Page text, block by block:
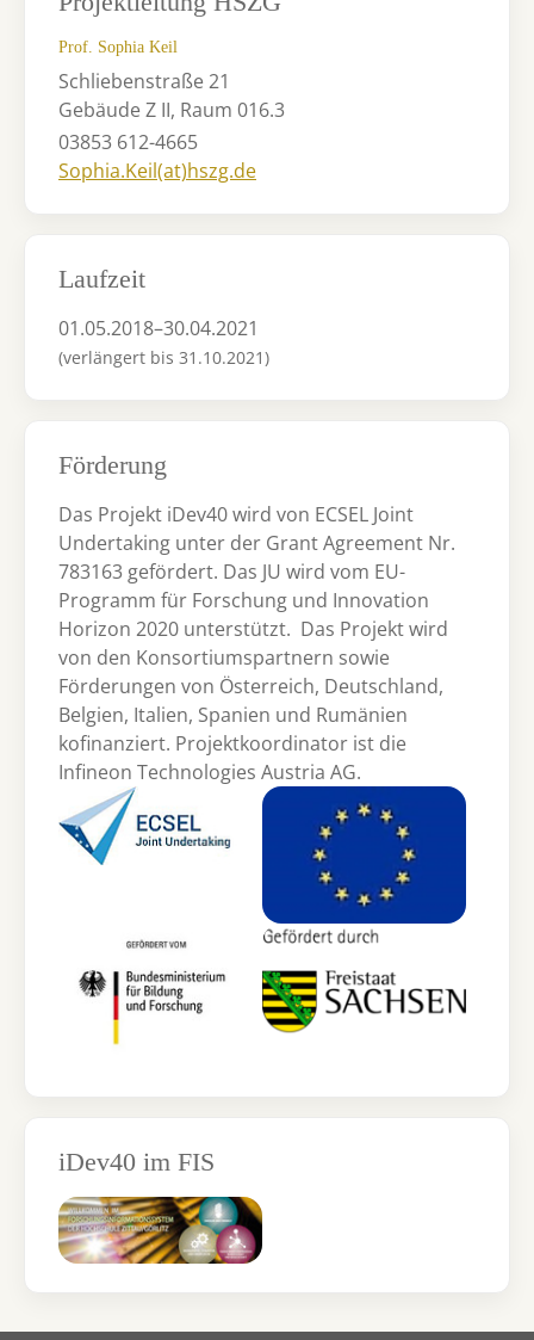
Prof. Sophia Keil
Schliebenstraße 21
Gebäude Z II, Raum 016.3
03853 612-4665
Sophia.Keil(at)hszg.de
Laufzeit
01.05.2018–30.04.2021
(verlängert bis 31.10.2021)
Förderung
Das Projekt iDev40 wird von ECSEL Joint
Undertaking unter der Grant Agreement Nr.
783163 gefördert. Das JU wird vom EU-
Programm für Forschung und Innovation
Horizon 2020 unterstützt. Das Projekt wird
von den Konsortiumspartnern sowie
Förderungen von Österreich, Deutschland,
Belgien, Italien, Spanien und Rumänien
kofinanziert. Projektkoordinator ist die
Infineon Technologies Austria AG.
iDev40 im FIS